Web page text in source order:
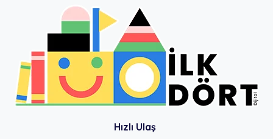
Hızlı Ulaş